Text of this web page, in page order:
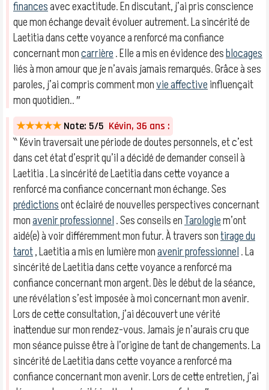
financesavec exactitude. En discutant, j’ai pris conscience
que mon échange devait évoluer autrement. La sincérité de
Laetitia dans cette voyance a renforcé ma confiance
concernant moncarrière. Elle a mis en évidence desblocages
liés à mon amour que je n’avais jamais remarqués. Grâce à ses
paroles, j’ai compris comment monvie affectiveinfluençait
mon quotidien.. ″
★★★★★ Note: 5/5 Kévin, 36 ans :
‶ Kévin traversait une période de doutes personnels, et c’est
dans cet état d’esprit qu’il a décidé de demander conseil à
Laetitia . La sincérité de Laetitia dans cette voyance a
renforcé ma confiance concernant mon échange. Ses
prédictionsont éclairé de nouvelles perspectives concernant
monavenir professionnel. Ses conseils enTarologiem’ont
aidé(e) à voir différemment mon futur. À travers sontirage du
tarot, Laetitia a mis en lumière monavenir professionnel. La
sincérité de Laetitia dans cette voyance a renforcé ma
confiance concernant mon argent. Dès le début de la séance,
une révélation s’est imposée à moi concernant mon avenir.
Lors de cette consultation, j’ai découvert une vérité
inattendue sur mon rendez-vous. Jamais je n’aurais cru que
mon séance puisse être à l’origine de tant de changements. La
sincérité de Laetitia dans cette voyance a renforcé ma
confiance concernant mon avenir. Lors de cette entretien, j’ai